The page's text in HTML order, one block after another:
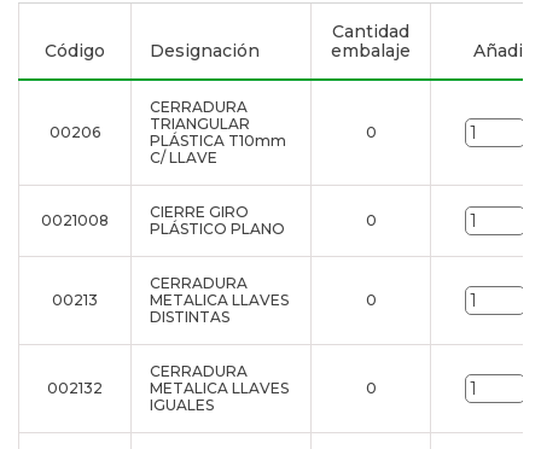
Código Designación
Cantidad
embalaje
Añadir
00206
CERRADURA
TRIANGULAR
PLÁSTICA T10mm
C/ LLAVE
0
0021008
CIERRE GIRO
PLÁSTICO PLANO
0
00213
CERRADURA
METALICA LLAVES
DISTINTAS
0
002132
CERRADURA
METALICA LLAVES
IGUALES
0